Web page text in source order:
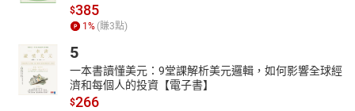
$385
1 % (賺3點)
5
一本書讀懂美元：9堂課解析美元邏輯，如何影響全球經
濟和每個人的投資【電子書】
$266